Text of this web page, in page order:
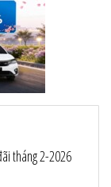
tháng 2-2026